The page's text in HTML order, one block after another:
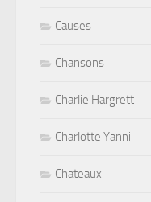
Causes
Chansons
Charlie Hargrett
Charlotte Yanni
Chateaux